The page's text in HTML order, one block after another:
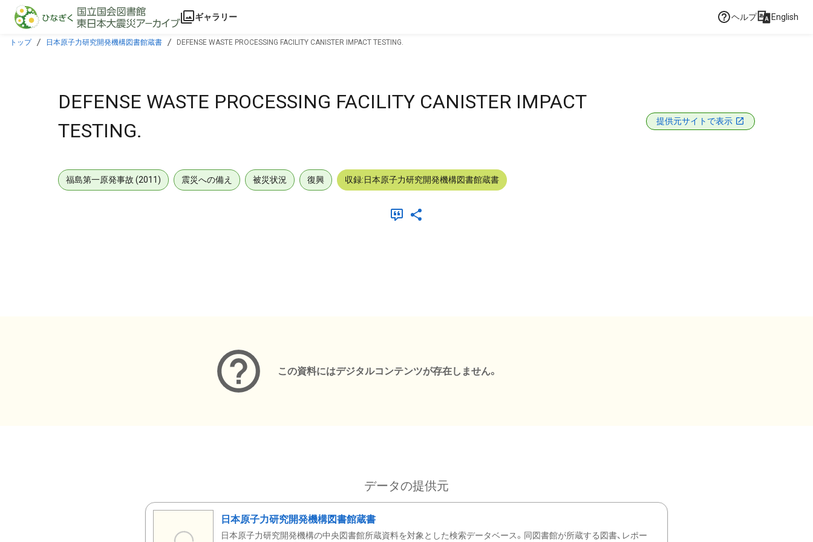
本文に飛ぶ
ギャラリー ヘルプ English
トップ 日本原子力研究開発機構図書館蔵書 DEFENSE WASTE PROCESSING FACILITY CANISTER IMPACT TESTING.
DEFENSE WASTE PROCESSING FACILITY CANISTER IMPACT
TESTING.
提供元サイトで表示
福島第一原発事故 (2011) 震災への備え 被災状況 復興 収録:日本原子力研究開発機構図書館蔵書
この資料にはデジタルコンテンツが存在しません。
データの提供元
日本原子力研究開発機構図書館蔵書
日本原子力研究開発機構の中央図書館所蔵資料を対象とした検索データベース。同図書館が所蔵する図書、レポー